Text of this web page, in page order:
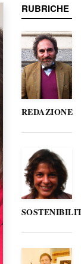
RUBRICHE
REDAZIONE